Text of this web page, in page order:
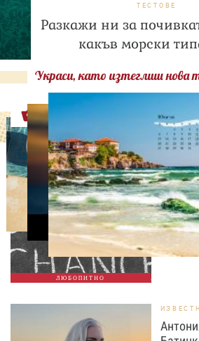
ТЕСТОВЕ
Разкажи ни за
какъв морски
Украси, като изтеглиш нова
Оферти
ЛЮБОПИТНО
точно